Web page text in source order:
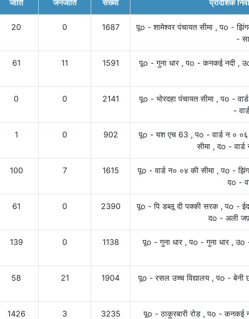
प्रादेशिक
जाति
जनजाति
संख्या
20 0 1687
पूo - शामेश्वर पंचायत सीमा , पo -
-
61 11 1591
पूo - गुना धार , पo - कनकई नदी ,
0 0 2141
पूo - भोरदहा पंचायत सीमा , पo -
-
1 0 902
पूo - यश एच 63 , पo - वार्ड न ० ०६
सीमा , दo -
100 7 1615
पूo - वार्ड न० ०४ की सीमा , पo -
दo -
61 0 2390
पूo - पि डब्लू दी पक्की सरक , पo -
दo - अली
139 0 1138 पूo - गुना धार , पo - गुना धार , उo
58 21 1904
पूo - रसल उच्च विद्यालय , पo - बेनी
1426 3 3235
पूo - ठाकुरबारी रोड , पo - कनकई